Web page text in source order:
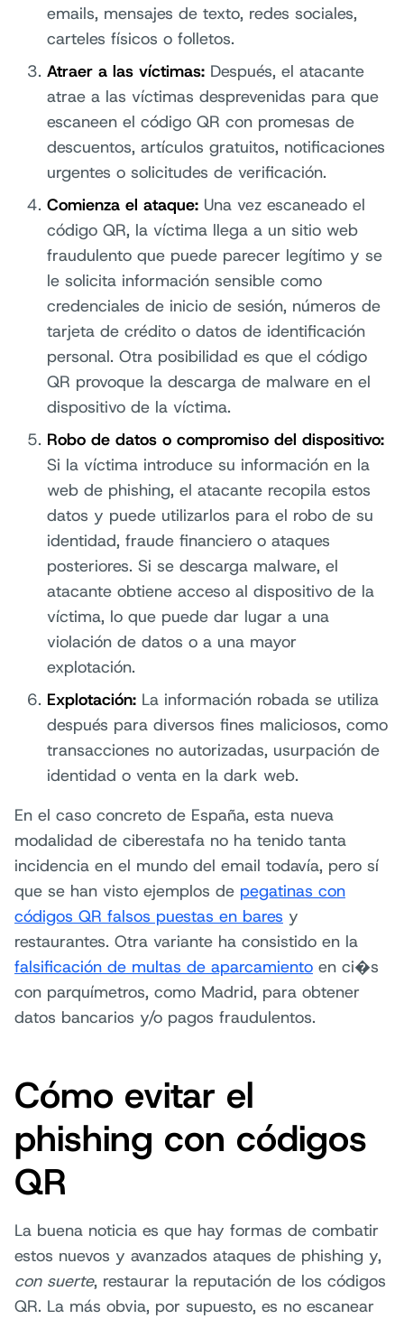
emails, mensajes de texto, redes sociales,
carteles físicos o folletos.
Atraer a las víctimas: Después, el atacante
atrae a las víctimas desprevenidas para que
escaneen el código QR con promesas de
descuentos, artículos gratuitos, notificaciones
urgentes o solicitudes de verificación.
Comienza el ataque: Una vez escaneado el
código QR, la víctima llega a un sitio web
fraudulento que puede parecer legítimo y se
le solicita información sensible como
credenciales de inicio de sesión, números de
tarjeta de crédito o datos de identificación
personal. Otra posibilidad es que el código
QR provoque la descarga de malware en el
dispositivo de la víctima.
Robo de datos o compromiso del dispositivo:
Si la víctima introduce su información en la
web de phishing, el atacante recopila estos
datos y puede utilizarlos para el robo de su
identidad, fraude financiero o ataques
posteriores. Si se descarga malware, el
atacante obtiene acceso al dispositivo de la
víctima, lo que puede dar lugar a una
violación de datos o a una mayor
explotación.
Explotación: La información robada se utiliza
después para diversos fines maliciosos, como
transacciones no autorizadas, usurpación de
identidad o venta en la dark web.
En el caso concreto de España, esta nueva
modalidad de ciberestafa no ha tenido tanta
incidencia en el mundo del email todavía, pero sí
que se han visto ejemplos de pegatinas con
códigos QR falsos puestas en bares y
restaurantes. Otra variante ha consistido en la
falsificación de multas de aparcamiento en ci�s
con parquímetros, como Madrid, para obtener
datos bancarios y/o pagos fraudulentos.
Cómo evitar el
phishing con códigos
QR
La buena noticia es que hay formas de combatir
estos nuevos y avanzados ataques de phishing y,
con suerte, restaurar la reputación de los códigos
QR. La más obvia, por supuesto, es no escanear